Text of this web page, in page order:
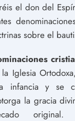
el don del
sobre el
Iglesia
infancia y se
la gracia
original.